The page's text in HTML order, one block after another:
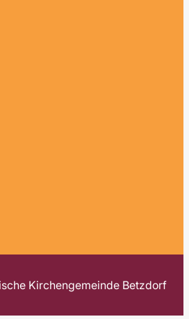
Kirchengemeinde Betzdorf